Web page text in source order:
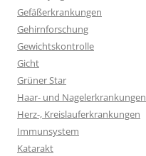
Gefäßerkrankungen
Gehirnforschung
Gewichtskontrolle
Gicht
Grüner Star
Haar- und Nagelerkrankungen
Herz-, Kreislauferkrankungen
Immunsystem
Katarakt